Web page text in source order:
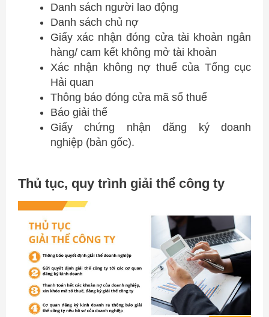
Danh sách người lao động
Danh sách chủ nợ
Giấy xác nhận đóng cửa tài khoản ngân
hàng/ cam kết không mở tài khoản
Xác nhận không nợ thuế của Tổng cục
Hải quan
Thông báo đóng cửa mã số thuế
Báo giải thể
Giấy chứng nhận đăng ký doanh
nghiệp (bản gốc).
Thủ tục, quy trình giải thể công ty